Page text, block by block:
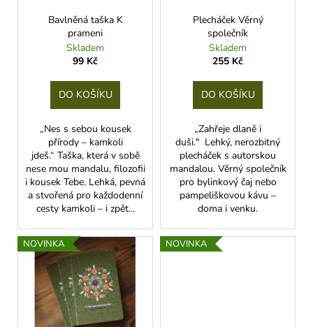
Bavlněná taška K
prameni
Skladem
99 Kč
DO KOŠÍKU
„Nes s sebou kousek
přírody – kamkoli
jdeš.“ Taška, která v sobě
nese mou mandalu, filozofii
i kousek Tebe. Lehká, pevná
a stvořená pro každodenní
cesty kamkoli – i zpět...
Plecháček Věrný
společník
Skladem
255 Kč
DO KOŠÍKU
„Zahřeje dlaně i
duši." Lehký, nerozbitný
plecháček s autorskou
mandalou. Věrný společník
pro bylinkový čaj nebo
pampeliškovou kávu –
doma i venku.
NOVINKA NOVINKA
HLEDAT